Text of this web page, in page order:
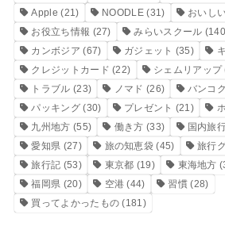
Apple (21) NOODLE(31) おいし
お役立ち情報 (27) みらいスクール
カンボジア (67) ガジェット (35)
クレジットカード (22) シェムリアップ
トラブル (23) ノマド (26) バンコク
パッキング(30) プレゼント (21)
九州地方 (55) 働き方 (33) 国内旅
愛知県 (27) 旅の知恵袋 (45) 旅行
旅行記 (53) 東京都 (19) 東海地方
福岡県 (20) 空港 (44) 習慣(28)
買ってよかったもの (181)